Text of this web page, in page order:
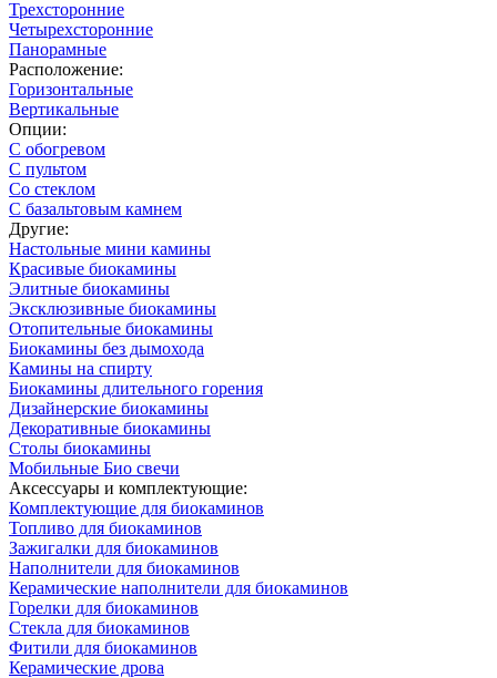
Трехсторонние
Четырехсторонние
Панорамные
Расположение:
Горизонтальные
Вертикальные
Опции:
С обогревом
С пультом
Со стеклом
С базальтовым камнем
Другие:
Настольные мини камины
Красивые биокамины
Элитные биокамины
Эксклюзивные биокамины
Отопительные биокамины
Биокамины без дымохода
Камины на спирту
Биокамины длительного горения
Дизайнерские биокамины
Декоративные биокамины
Столы биокамины
Мобильные Био свечи
Аксессуары и комплектующие:
Комплектующие для биокаминов
Топливо для биокаминов
Зажигалки для биокаминов
Наполнители для биокаминов
Керамические наполнители для биокаминов
Горелки для биокаминов
Стекла для биокаминов
Фитили для биокаминов
Керамические дрова